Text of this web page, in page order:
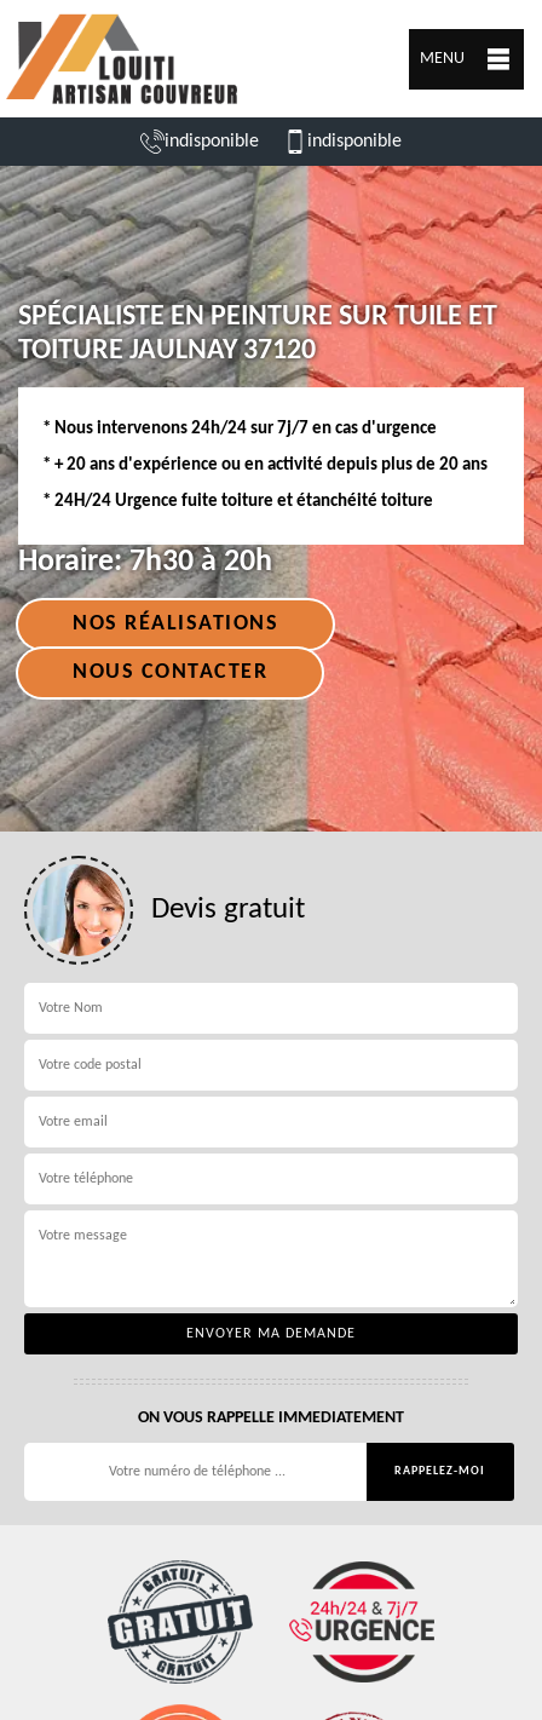
MENU
indisponible indisponible
SPÉCIALISTE EN PEINTURE SUR TUILE ET
TOITURE JAULNAY 37120
* Nous intervenons 24h/24 sur 7j/7 en cas d'urgence
* + 20 ans d'expérience ou en activité depuis plus de 20 ans
* 24H/24 Urgence fuite toiture et étanchéité toiture
Horaire:7h30 à 20h
NOS RÉALISATIONS
NOUS CONTACTER
Devis gratuit
ON VOUS RAPPELLE IMMEDIATEMENT